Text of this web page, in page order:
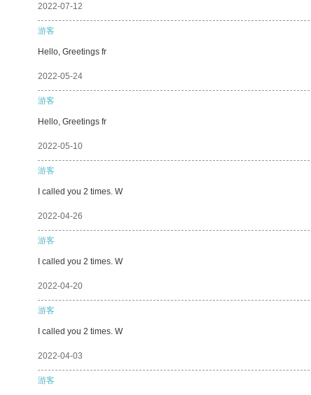
2022-07-12
游客
Hello, Greetings fr
2022-05-24
游客
Hello, Greetings fr
2022-05-10
游客
I called you 2 times. W
2022-04-26
游客
I called you 2 times. W
2022-04-20
游客
I called you 2 times. W
2022-04-03
游客